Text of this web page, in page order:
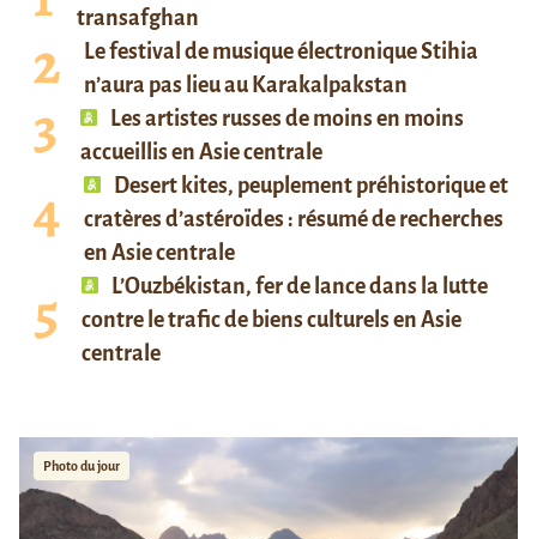
transafghan
Le festival de musique électronique Stihia
n’aura pas lieu au Karakalpakstan
Les artistes russes de moins en moins
accueillis en Asie centrale
Desert kites, peuplement préhistorique et
cratères d’astéroïdes : résumé de recherches
en Asie centrale
L’Ouzbékistan, fer de lance dans la lutte
contre le trafic de biens culturels en Asie
centrale
Photo du jour